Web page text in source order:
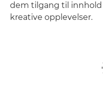
dem tilgang til
kreative opplevelser.